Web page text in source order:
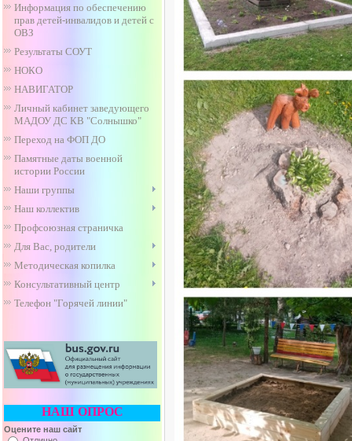
Информация по обеспечению
прав детей-инвалидов и детей с
ОВЗ
Результаты СОУТ
НОКО
НАВИГАТОР
Личный кабинет заведующего
МАДОУ ДС КВ "Солнышко"
Переход на ФОП ДО
Памятные даты военной
истории России
Наши группы
Наш коллектив
Профсоюзная страничка
Для Вас, родители
Методическая копилка
Консультативный центр
Телефон "Горячей линии"
НАШ ОПРОС
Оцените наш сайт